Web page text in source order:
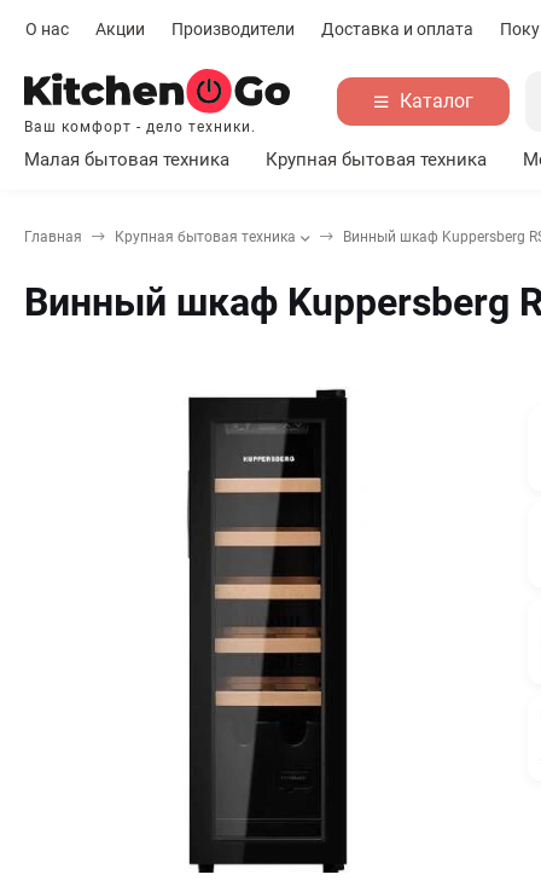
О нас Акции Производители Доставка и оплата
Ваш комфорт - дело техники.
Каталог
Малая бытовая техника Крупная бытовая техника
Главная Крупная бытовая техника Винный шкаф Kuppersberg
Винный шкаф Kuppersberg